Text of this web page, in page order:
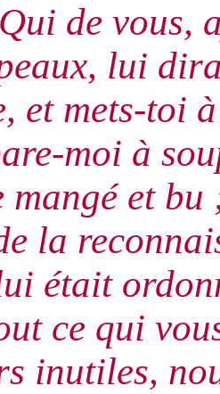
de vous,
lui
et mets-toi
moi à
mangé et
la
était
ce qui
inutiles,